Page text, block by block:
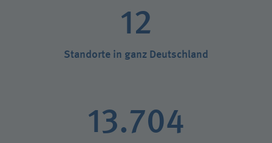
12
Standorte in ganz Deutschland
13.704